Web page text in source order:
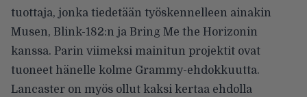
tuottaja, jonka tiedetään työskennelleen ainakin
Musen, Blink-182:n ja Bring Me the Horizonin
kanssa. Parin viimeksi mainitun projektit ovat
tuoneet hänelle kolme Grammy-ehdokkuutta.
Lancaster on myös ollut kaksi kertaa ehdolla